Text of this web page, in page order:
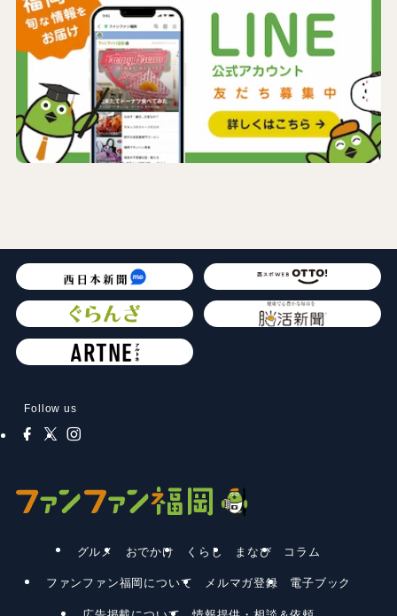
Follow us
グルメ おでかけ くらし まなび コラム
ファンファン福岡について メルマガ登録 電子ブック